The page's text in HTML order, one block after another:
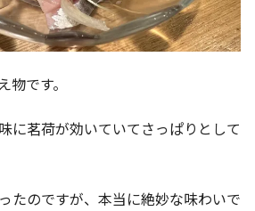
です。
に茗荷が効いていてさっぱりとして
たのですが、本当に絶妙な味わいで